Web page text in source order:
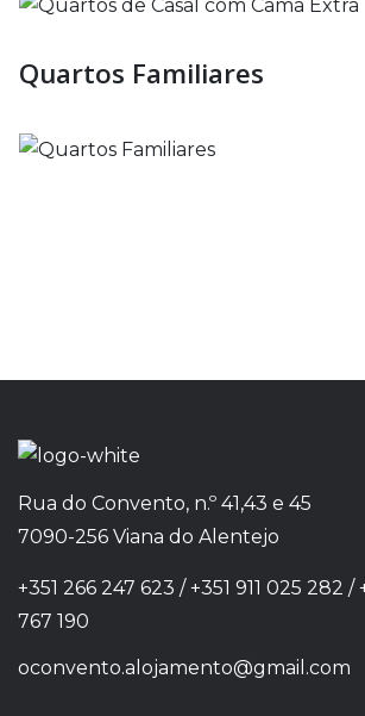
Quartos Familiares
Rua do Convento, n.º 41,43 e 45
7090-256 Viana do Alentejo
+351 266 247 623 / +351 911 025 282 /
767 190
oconvento.alojamento@gmail.com